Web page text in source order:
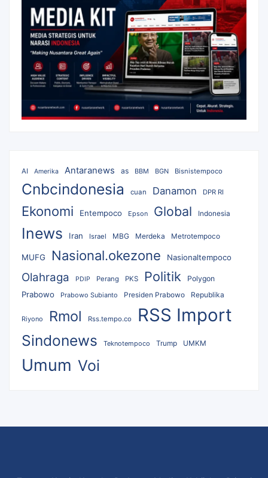
AI Amerika Antaranews as BBM BGN Bisnistempoco
Cnbcindonesia cuan Danamon DPR RI
Ekonomi Entempoco Epson Global Indonesia
Inews Iran Israel MBG Merdeka Metrotempoco
MUFG Nasional.okezone Nasionaltempoco
Olahraga PDIP Perang PKS Politik Polygon
Prabowo Prabowo Subianto Presiden Prabowo Republika
Riyono Rmol Rss.tempo.co RSS Import
Sindonews Teknotempoco Trump UMKM
Umum Voi